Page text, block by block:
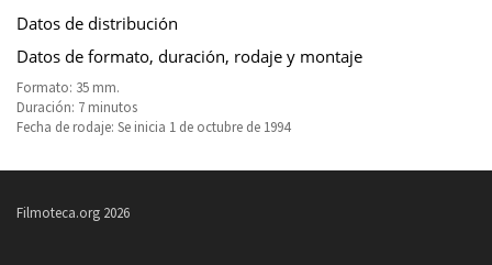
Datos de distribución
Datos de formato, duración, rodaje y montaje
Formato: 35 mm.
Duración: 7 minutos
Fecha de rodaje: Se inicia 1 de octubre de 1994
Filmoteca.org 2026